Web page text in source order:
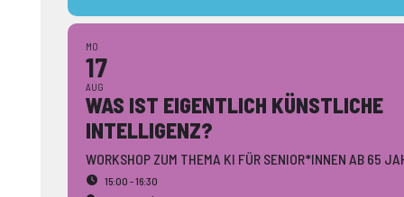
MO
17
AUG
WAS IST EIGENTLICH KÜNSTLICHE
INTELLIGENZ?
WORKSHOP ZUM THEMA KI FÜR SENIOR*INNEN AB 65
15:00 - 16:30